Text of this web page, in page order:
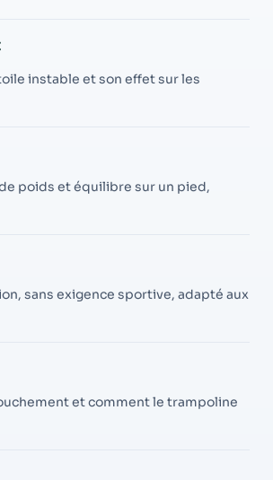
instable et son effet sur les
poids et équilibre sur un pied,
sans exigence sportive, adapté aux
et comment le trampoline